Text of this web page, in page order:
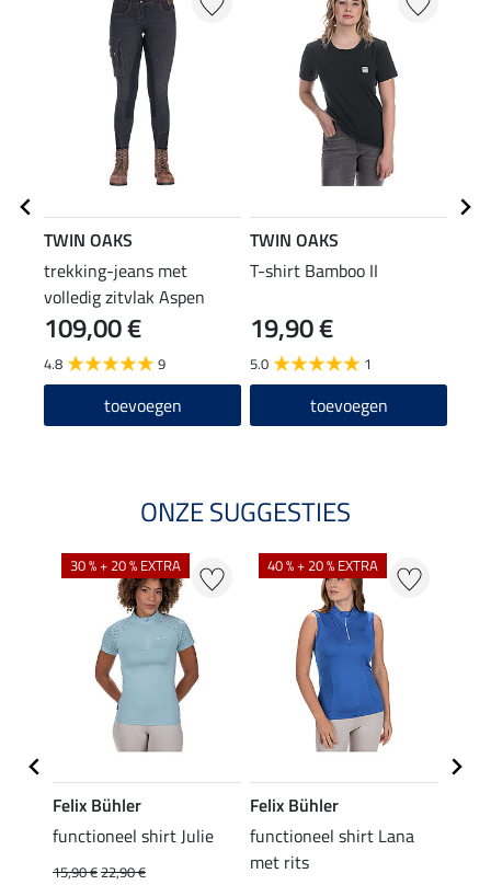
TWIN OAKS
trekking-jeans met
volledig zitvlak Aspen
109,00 €
4.8 9
toevoegen
TWIN OAKS
T-shirt Bamboo II
19,90 €
5.0 1
toevoegen
ONZE SUGGESTIES
30 % + 20 % EXTRA
Felix Bühler
functioneel shirt Julie
15,90 €22,90 €
40 % + 20 % EXTRA
Felix Bühler
functioneel shirt Lana
met rits